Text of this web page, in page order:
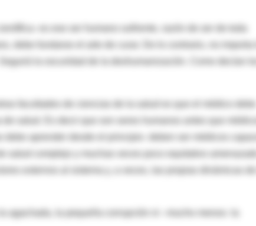
debe fundarse el arte de curar. De lo contrario, no importa
la oscuridad de la deshumanización. Como decían los
facultades de ciencias de la salud es que el médico debe
debe aprender desde el principio- deben ser médicos
salud complejo y muchas veces poco equitativo amenazado
agachada, la pequeña corrupción ni –mucho menos- la